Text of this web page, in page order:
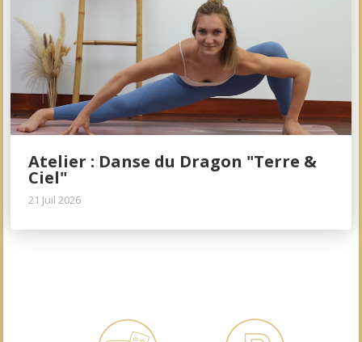
Atelier : Danse du Dragon "Terre &
Ciel"
21 Juil 2026